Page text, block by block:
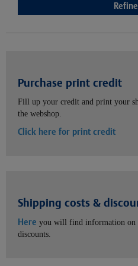
Refine
Purchase print credit
Fill up your credit and print your
the webshop.
Click here for print credit
Shipping costs &
Here you will find information on
discounts.